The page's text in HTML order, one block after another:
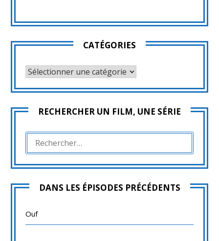
CATÉGORIES
CATÉGORIES
RECHERCHER UN FILM, UNE SÉRIE
RECHERCHER :
DANS LES ÉPISODES PRÉCÉDENTS
Ouf